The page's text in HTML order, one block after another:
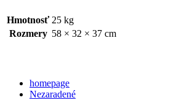
Hmotnosť 25 kg
Rozmery 58 × 32 × 37 cm
homepage
Nezaradené